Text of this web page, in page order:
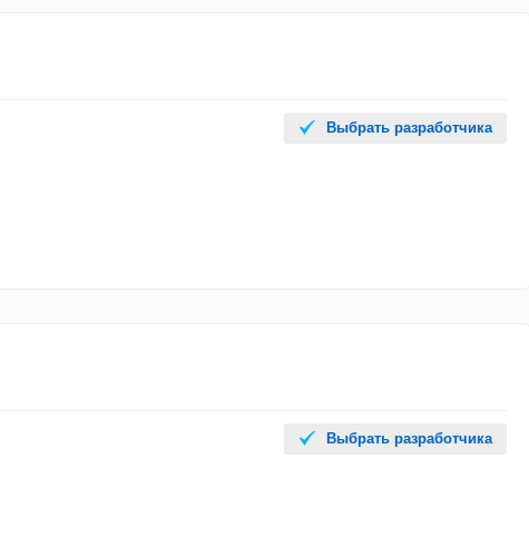
Выбрать разработчика
Выбрать разработчика